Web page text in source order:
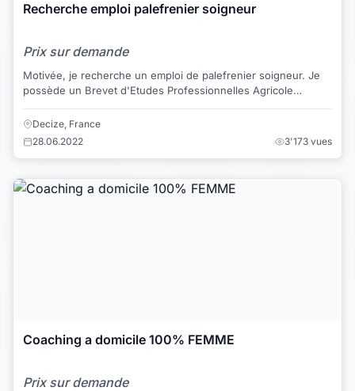
Recherche emploi palefrenier soigneur
Prix sur demande
Motivée, je recherche un emploi de palefrenier soigneur. Je
possède un Brevet d'Etudes Professionnelles Agricole
Decize, France
28.06.2022
3'173 vues
Coaching a domicile 100% FEMME
Prix sur demande